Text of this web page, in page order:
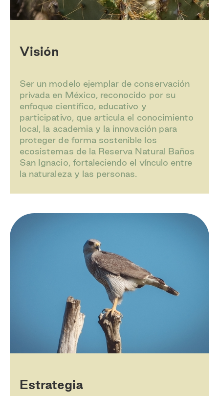
Visión
Ser un modelo ejemplar de conservación
privada en México, reconocido por su
enfoque científico, educativo y
participativo, que articula el conocimiento
local, la academia y la innovación para
proteger de forma sostenible los
ecosistemas de la Reserva Natural Baños
San Ignacio, fortaleciendo el vínculo entre
la naturaleza y las personas.
Estrategia